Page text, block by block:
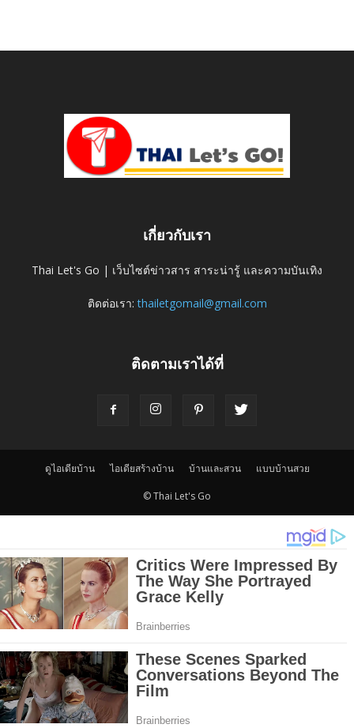
เกี่ยวกับเรา
Thai Let's Go | เว็บไซต์ข่าวสาร สาระน่ารู้ และความบันเทิง
ติดต่อเรา:thailetgomail@gmail.com
ติดตามเราได้ที่
ดูไอเดียบ้าน ไอเดียสร้างบ้าน บ้านและสวน แบบบ้านสวย
© Thai Let's Go